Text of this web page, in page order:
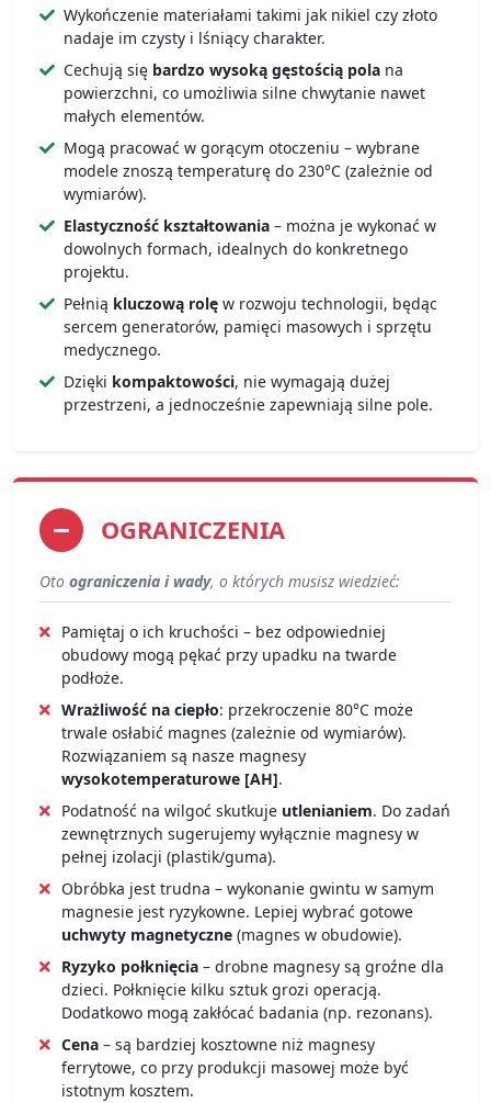
Wykończenie materiałami takimi jak nikiel czy złoto
nadaje im czysty i lśniący charakter.
Cechują się bardzo wysoką gęstością pola na
powierzchni, co umożliwia silne chwytanie nawet
małych elementów.
Mogą pracować w gorącym otoczeniu – wybrane
modele znoszą temperaturę do 230°C (zależnie od
wymiarów).
Elastyczność kształtowania – można je wykonać w
dowolnych formach, idealnych do konkretnego
projektu.
Pełnią kluczową rolę w rozwoju technologii, będąc
sercem generatorów, pamięci masowych i sprzętu
medycznego.
Dzięki kompaktowości, nie wymagają dużej
przestrzeni, a jednocześnie zapewniają silne pole.
OGRANICZENIA
Oto ograniczenia i wady, o których musisz wiedzieć:
Pamiętaj o ich kruchości – bez odpowiedniej
obudowy mogą pękać przy upadku na twarde
podłoże.
Wrażliwość na ciepło: przekroczenie 80°C może
trwale osłabić magnes (zależnie od wymiarów).
Rozwiązaniem są nasze magnesy
wysokotemperaturowe [AH].
Podatność na wilgoć skutkuje utlenianiem. Do zadań
zewnętrznych sugerujemy wyłącznie magnesy w
pełnej izolacji (plastik/guma).
Obróbka jest trudna – wykonanie gwintu w samym
magnesie jest ryzykowne. Lepiej wybrać gotowe
uchwyty magnetyczne (magnes w obudowie).
Ryzyko połknięcia – drobne magnesy są groźne dla
dzieci. Połknięcie kilku sztuk grozi operacją.
Dodatkowo mogą zakłócać badania (np. rezonans).
Cena – są bardziej kosztowne niż magnesy
ferrytowe, co przy produkcji masowej może być
istotnym kosztem.